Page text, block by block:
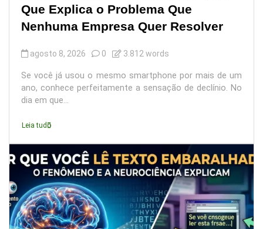
Que Explica o Problema Que
Nenhuma Empresa Quer Resolver
agosto 8, 2026 0 3.812 words
Se você já usou o mesmo smartphone por mais de um
ano, conhece perfeitamente a sensação de declínio. No
dia em que...
Leia tudo